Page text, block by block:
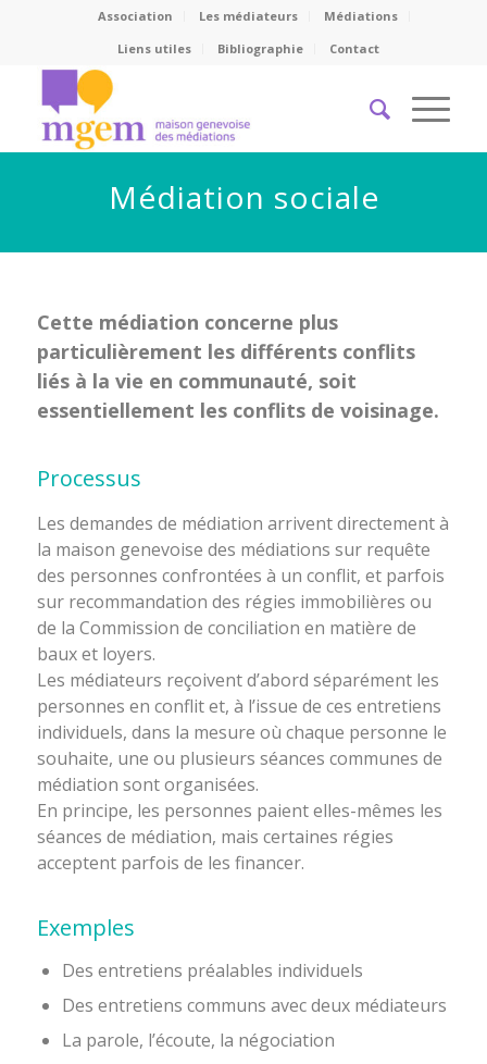
Association Les médiateurs
Médiations
Liens utiles
Bibliographie Contact
Médiation sociale
Cette médiation concerne plus
particulièrement les différents conflits
liés à la vie en communauté, soit
essentiellement les conflits de voisinage.
Processus
Les demandes de médiation arrivent directement à
la maison genevoise des médiations sur requête
des personnes confrontées à un conflit, et parfois
sur recommandation des régies immobilières ou
de la Commission de conciliation en matière de
baux et loyers.
Les médiateurs reçoivent d’abord séparément les
personnes en conflit et, à l’issue de ces entretiens
individuels, dans la mesure où chaque personne le
souhaite, une ou plusieurs séances communes de
médiation sont organisées.
En principe, les personnes paient elles-mêmes les
séances de médiation, mais certaines régies
acceptent parfois de les financer.
Exemples
Des entretiens préalables individuels
Des entretiens communs avec deux médiateurs
La parole, l’écoute, la négociation